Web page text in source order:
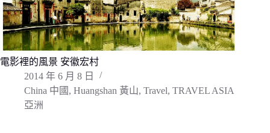
電影裡的風景 安徽宏村
2014 年 6 月 8 日
China 中國 , Huangshan 黃山, Travel, TRAVEL ASIA
亞洲